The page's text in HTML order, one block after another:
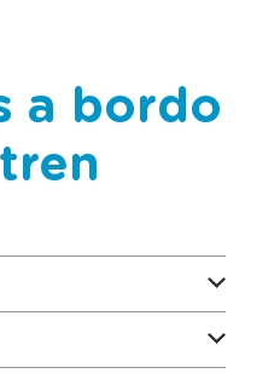
a bordo